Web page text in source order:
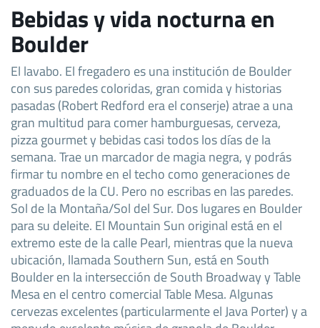
Bebidas y vida nocturna en
Boulder
El lavabo. El fregadero es una institución de Boulder
con sus paredes coloridas, gran comida y historias
pasadas (Robert Redford era el conserje) atrae a una
gran multitud para comer hamburguesas, cerveza,
pizza gourmet y bebidas casi todos los días de la
semana. Trae un marcador de magia negra, y podrás
firmar tu nombre en el techo como generaciones de
graduados de la CU. Pero no escribas en las paredes.
Sol de la Montaña/Sol del Sur. Dos lugares en Boulder
para su deleite. El Mountain Sun original está en el
extremo este de la calle Pearl, mientras que la nueva
ubicación, llamada Southern Sun, está en South
Boulder en la intersección de South Broadway y Table
Mesa en el centro comercial Table Mesa. Algunas
cervezas excelentes (particularmente el Java Porter) y a